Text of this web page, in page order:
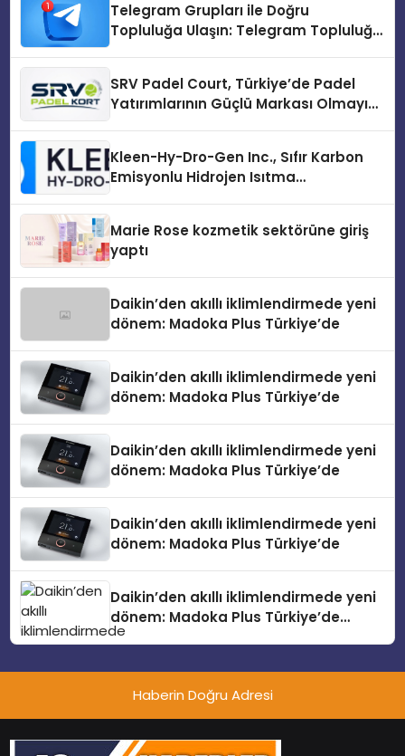
Telegram Grupları ile Doğru
Topluluğa Ulaşın: Telegram Topluluğu
SRV Padel Court, Türkiye’de Padel
Yatırımlarının Güçlü Markası Olmayı
Kleen-Hy-Dro-Gen Inc., Sıfır Karbon
Emisyonlu Hidrojen Isıtma
Marie Rose kozmetik sektörüne giriş
yaptı
Daikin’den akıllı iklimlendirmede yeni
dönem: Madoka Plus Türkiye’de
Daikin’den akıllı iklimlendirmede yeni
dönem: Madoka Plus Türkiye’de
Daikin’den akıllı iklimlendirmede yeni
dönem: Madoka Plus Türkiye’de
Daikin’den akıllı iklimlendirmede yeni
dönem: Madoka Plus Türkiye’de
Daikin’den akıllı iklimlendirmede yeni
dönem: Madoka Plus Türkiye’de
Daikin’in kullanıcı dostu tasarımıyla
teknolojilerle donatılmış son modeli
VRV kontrol ünitesi Madoka Plus
Türkiye’de satışa sunuldu. Tam
dokunmatik ekranı, mobil uygulama
Haberin Doğru Adresi